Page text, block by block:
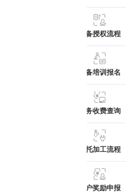
设备授权流程
设备培训报名
服务收费查询
委托加工流程
用户奖励申报